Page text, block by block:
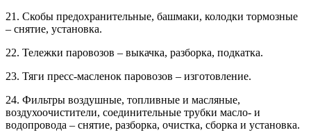
21. Скобы предохранительные, башмаки, колодки тормозные
– снятие, установка.
22. Тележки паровозов – выкачка, разборка, подкатка.
23. Тяги пресс-масленок паровозов – изготовление.
24. Фильтры воздушные, топливные и масляные,
воздухоочистители, соединительные трубки масло- и
водопровода – снятие, разборка, очистка, сборка и установка.